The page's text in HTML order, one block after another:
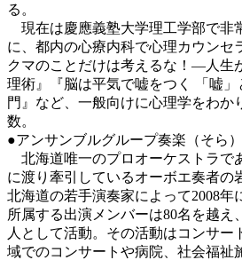
る。
現在は慶應義塾大学理工学部で非
に、都内の心療内科で心理カウンセ
クマのことだけは考えるな！―人生
理術』『脳は平気で嘘をつく 「嘘」
門』など、一般向けに心理学をわか
数。
●アンサンブルグループ奏楽（そら）
北海道唯一のプロオーケストラで
に渡り牽引しているオーボエ奏者の
北海道の若手演奏家によって2008年
所属する出演メンバーは80名を越え
人として活動。その活動はコンサー
域でのコンサートや病院、社会福祉